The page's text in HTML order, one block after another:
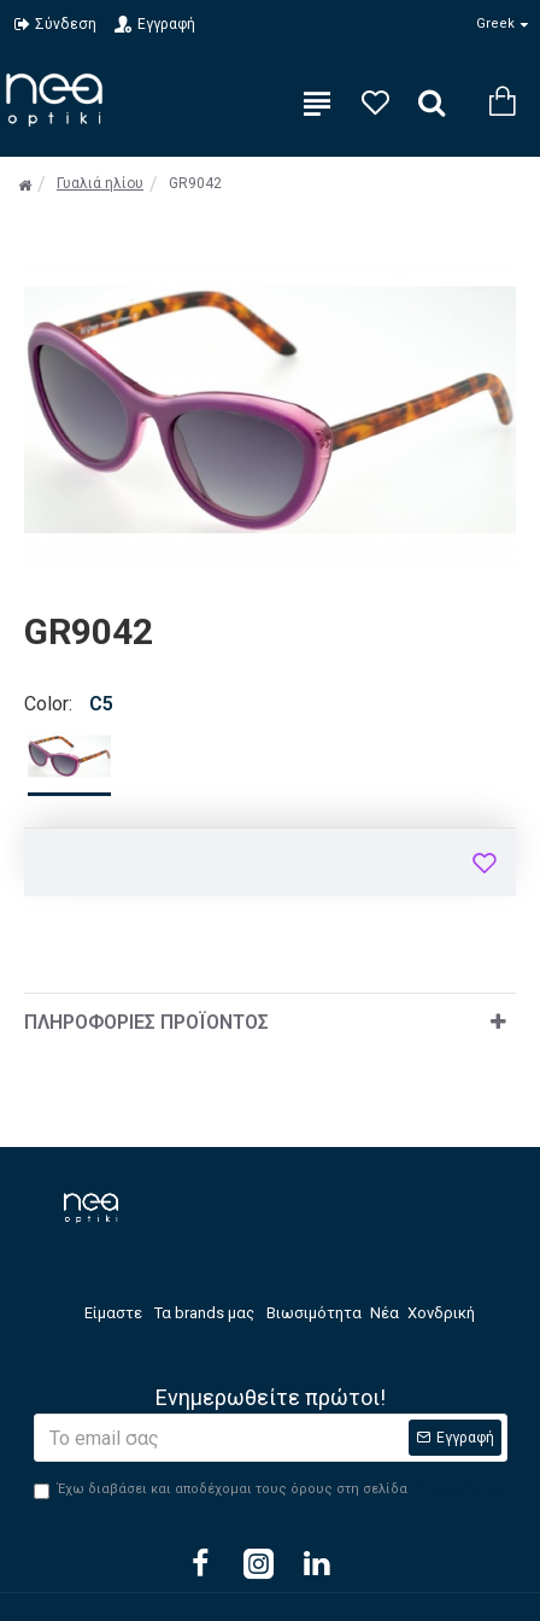
Σύνδεση Εγγραφή Greek
Γυαλιά ηλίου GR9042
GR9042
Color: C5
ΠΛΗΡΟΦΟΡΊΕΣ ΠΡΟΪΌΝΤΟΣ
Είμαστε Τα brands μας Βιωσιμότητα Νέα Χονδρική
Ενημερωθείτε πρώτοι!
Εγγραφή
Έχω διαβάσει και αποδέχομαι τους όρους στη σελίδα